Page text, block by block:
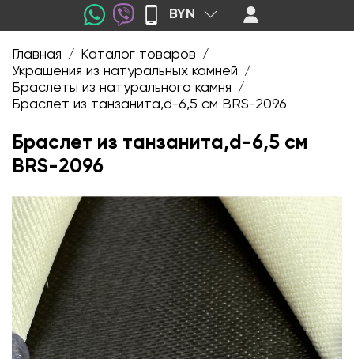
BYN
Главная / Каталог товаров /
Украшения из натуральных камней /
Браслеты из натурального камня /
Браслет из танзанита,d-6,5 см BRS-2096
Браслет из танзанита,d-6,5 см
BRS-2096